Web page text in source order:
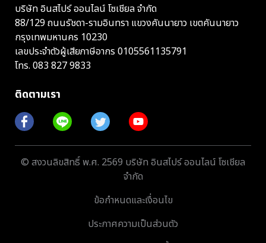
บริษัท อินสไปร์ ออนไลน์ โซเชียล จำกัด
88/129 ถนนรัชดา-รามอินทรา แขวงคันนายาว เขตคันนายาว
กรุงเทพมหานคร 10230
เลขประจำตัวผู้เสียภาษีอากร 0105561135791
โทร. 083 827 9833
ติดตามเรา
© สงวนลิขสิทธิ์ พ.ศ. 2569 บริษัท อินสไปร์ ออนไลน์ โซเชียล
จำกัด
ข้อกำหนดและเงื่อนไข
ประกาศความเป็นส่วนตัว